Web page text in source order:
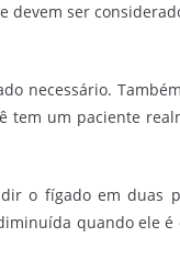
devem ser
necessário.
tem um paciente
o fígado em duas
quando ele é